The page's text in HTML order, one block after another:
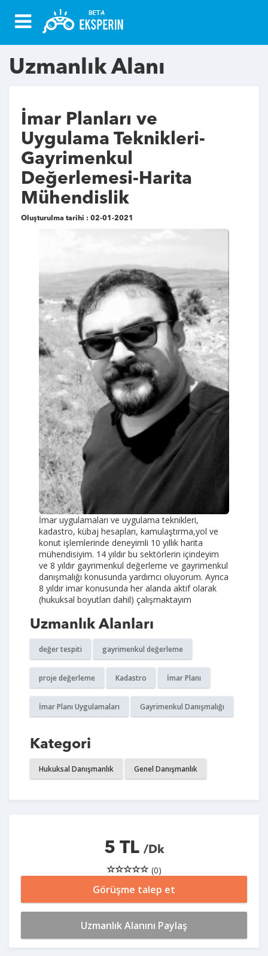
Uzmanlık Alanı
İmar Planları ve
Uygulama Teknikleri-
Gayrimenkul
Değerlemesi-Harita
Mühendislik
Oluşturulma tarihi : 02-01-2021
İmar uygulamaları ve uygulama teknikleri,
kadastro, kübaj hesapları, kamulaştırma,yol ve
konut işlemlerinde deneyimli 10 yıllık harita
mühendisiyim. 14 yıldır bu sektörlerin içindeyim
ve 8 yıldır gayrimenkul değerleme ve gayrimenkul
danışmalığı konusunda yardımcı oluyorum. Ayrıca
8 yıldır imar konusunda her alanda aktif olarak
(hukuksal boyutları dahil) çalışmaktayım
Uzmanlık Alanları
değer tespiti gayrimenkul değerleme
proje değerleme Kadastro İmar Planı
İmar Planı Uygulamaları Gayrimenkul Danışmalığı
Kategori
Hukuksal Danışmanlık Genel Danışmanlık
5 TL /Dk
(0)
Görüşme talep et
Uzmanlık Alanını Paylaş